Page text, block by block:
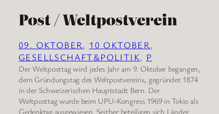
Post / Weltpostverein
09. OKTOBER, 10 OKTOBER
GESELLSCHAFT&POLITIK, P
Der Weltposttag wird jedes Jahr am 9. Oktober begangen,
dem Gründungstag des Weltpostvereins, gegründet 1874
in der Schweizerischen Hauptstadt Bern. Der
Weltposttag wurde beim UPU-Kongress 1969 in Tokio als
Gedenktag ausgewiesen. Seither beteiligen sich Länder